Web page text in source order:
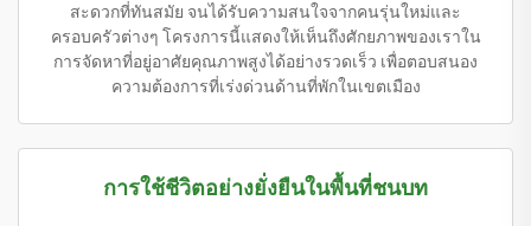
สะดวกที่ทันสมัย จนได้รับความสนใจจากคนรุ่นใหม่และ
ครอบครัวต่างๆ โครงการนี้แสดงให้เห็นถึงศักยภาพของเราใน
การจัดหาที่อยู่อาศัยคุณภาพสูงได้อย่างรวดเร็ว เพื่อตอบสนอง
ความต้องการที่เร่งด่วนด้านที่พักในเขตเมือง
การใช้ชีวิตอย่างยั่งยืนในพื้นที่ชนบท